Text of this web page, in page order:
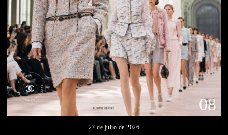
08
27 de julio de 2026